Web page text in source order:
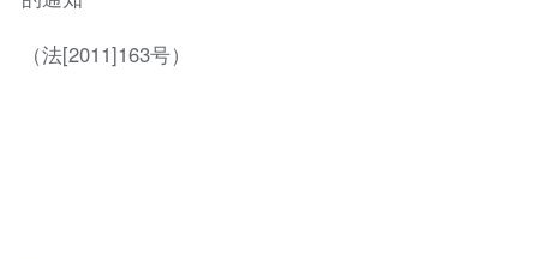
（法[2011]163号）